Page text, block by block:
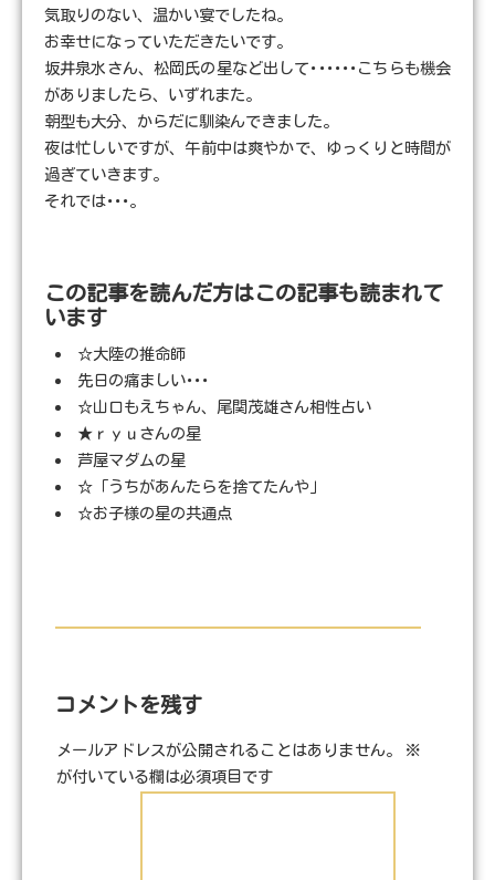
気取りのない、温かい宴でしたね。
お幸せになっていただきたいです。
坂井泉水さん、松岡氏の星など出して･･････こちらも機会
がありましたら、いずれまた。
朝型も大分、からだに馴染んできました。
夜は忙しいですが、午前中は爽やかで、ゆっくりと時間が
過ぎていきます。
それでは･･･。
この記事を読んだ方はこの記事も読まれて
います
☆大陸の推命師
先日の痛ましい･･･
☆山口もえちゃん、尾関茂雄さん相性占い
★ｒｙｕさんの星
芦屋マダムの星
☆「うちがあんたらを捨てたんや」
☆お子様の星の共通点
コメントを残す
メールアドレスが公開されることはありません。
※
が付いている欄は必須項目です